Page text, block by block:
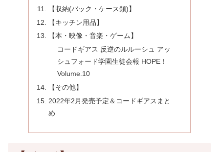
【収納(バック・ケース類)】
【キッチン用品】
【本・映像・音楽・ゲーム】
コードギアス 反逆のルルーシュ アッ
シュフォード学園生徒会報 HOPE！
Volume.10
【その他】
2022年2月発売予定＆コードギアスまと
め